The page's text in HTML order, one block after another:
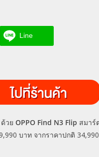
Line
วย OPPO Find N3 Flip สมาร์
บาท จากราคาปกติ 34,990